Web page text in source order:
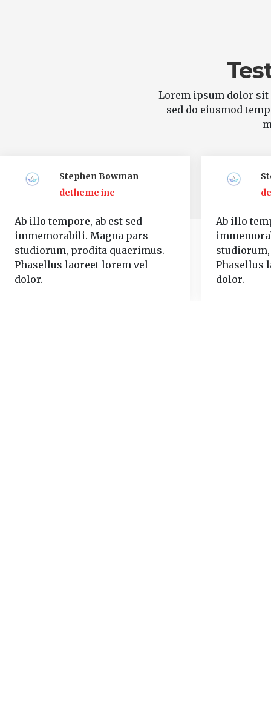
Lorem ipsum dolor
sed do eiusmod
Stephen Bowman
detheme inc
Ab illo tempore, ab est sed
immemorabili. Magna pars
studiorum, prodita quaerimus.
Phasellus laoreet lorem vel
dolor.
Ab illo
Phasellus
dolor.